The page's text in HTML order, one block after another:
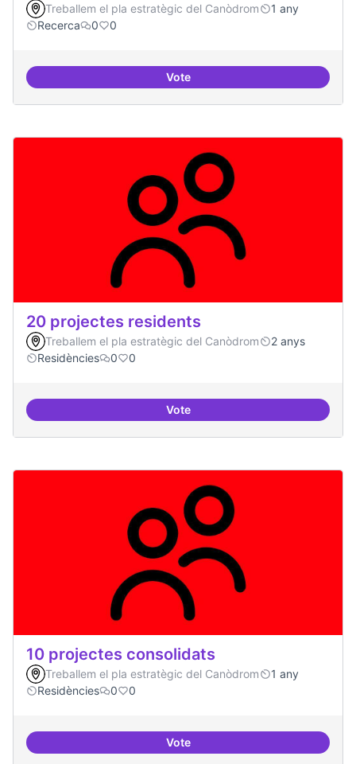
Treballem el pla estratègic del Canòdrom
1 any
Recerca
0 0
Vote3-4 centres-lab internacionals
20 projectes residents
Treballem el pla estratègic del Canòdrom
2 anys
Residències
0 0
Vote20 projectes residents
10 projectes consolidats
Treballem el pla estratègic del Canòdrom
1 any
Residències
0 0
Vote10 projectes consolidats